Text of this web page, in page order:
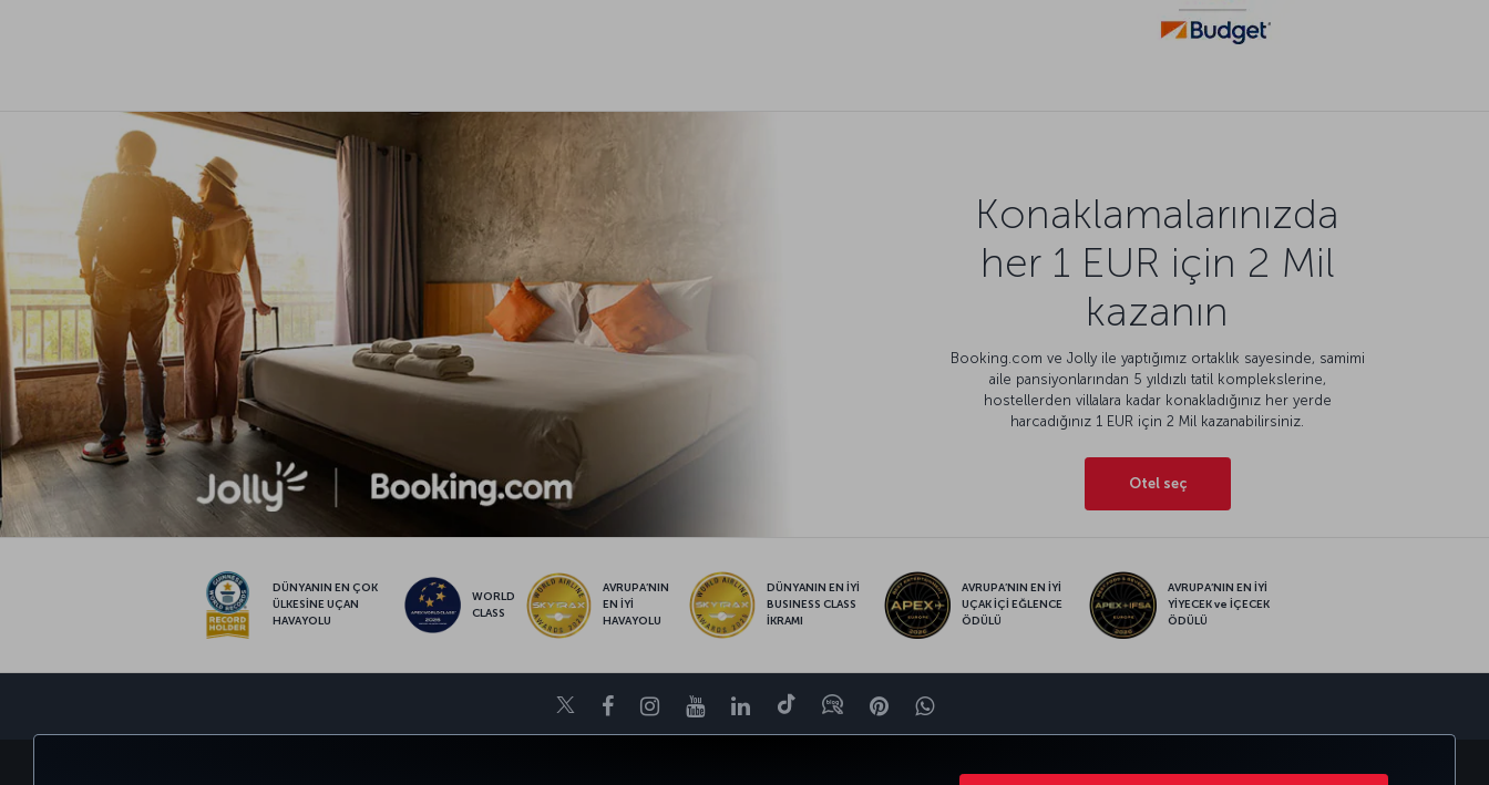
Konaklamalarınızda
her 1 EUR için 2 Mil
kazanın
Booking.com ve Jolly ile yaptığımız ortaklık sayesinde, samimi
aile pansiyonlarından 5 yıldızlı tatil komplekslerine,
hostellerden villalara kadar konakladığınız her yerde
harcadığınız 1 EUR için 2 Mil kazanabilirsiniz.
Otel seç
DÜNYANIN EN ÇOK
ÜLKESİNE UÇAN
HAVAYOLU
WORLD
CLASS
AVRUPA’NIN
EN İYİ
HAVAYOLU
DÜNYANIN EN İYİ
BUSINESS CLASS
İKRAMI
AVRUPA’NIN EN İYİ
UÇAK İÇİ EĞLENCE
ÖDÜLÜ
AVRUPA’NIN EN İYİ
YİYECEK ve İÇECEK
ÖDÜLÜ
TwitterFacebookInstagram
YoutubeLinkedIn
TiktokBlogPinterestWhatsapp
MILES&SMILES CORPORATE CLUB TÜRK HAVA YOLLARI